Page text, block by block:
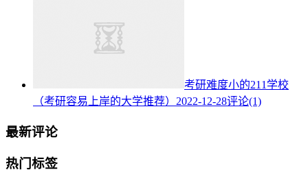
考研难度小的211学校
（考研容易上岸的大学推荐） 2022-12-28评论(1)
最新评论
热门标签